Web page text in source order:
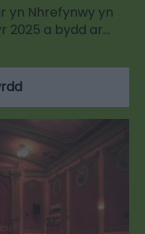
yn Nhrefynwy yn
2025 a bydd ar…